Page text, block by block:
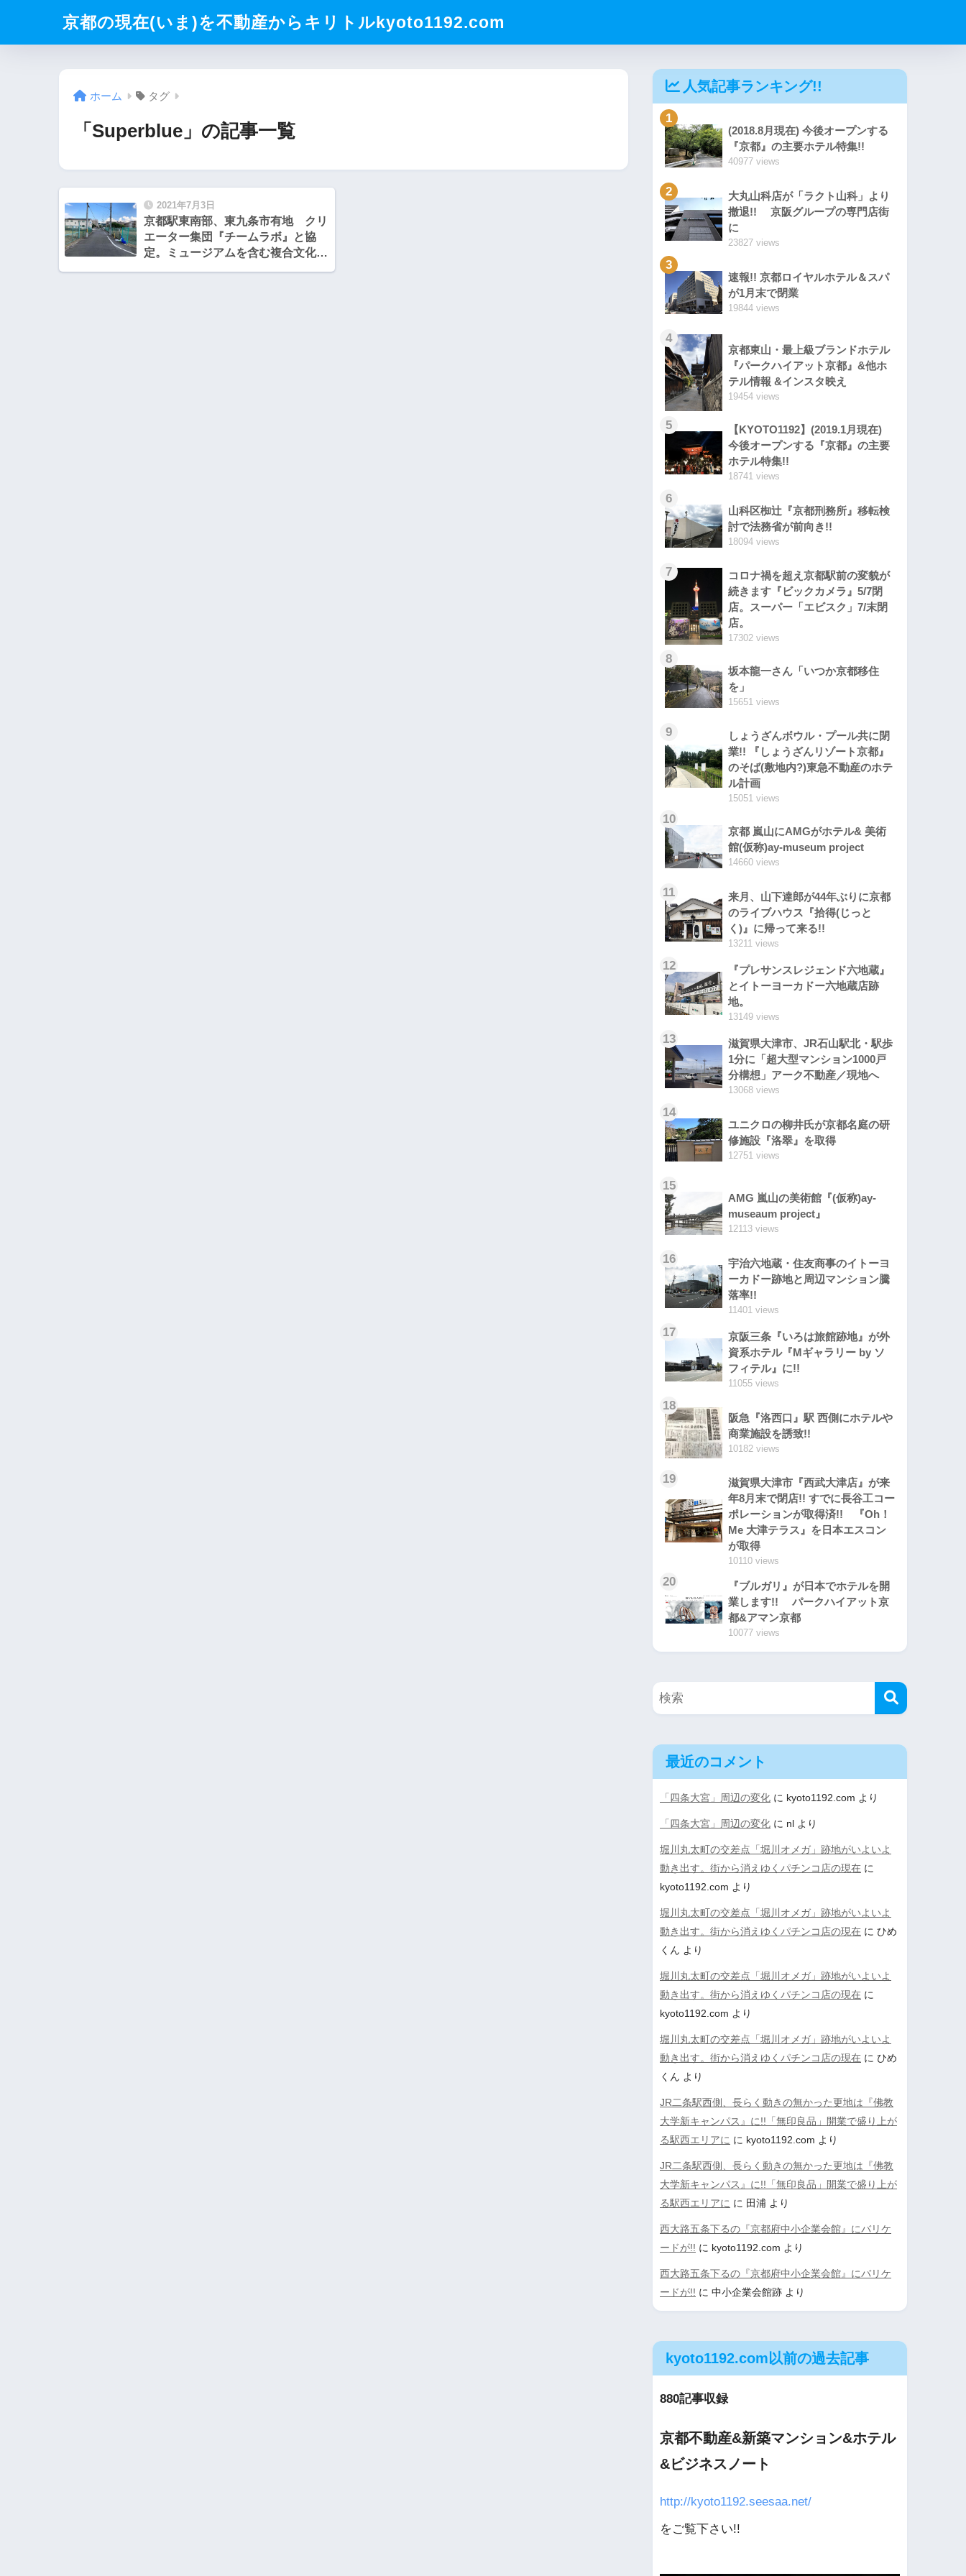
京都の現在(いま)を不動産からキリトルkyoto1192.com
ホーム タグ
「Superblue」の記事一覧
2021年7月3日
京都駅東南部、東九条市有地 クリ
エーター集団『チームラボ』と協
定。ミュージアムを含む複合文化施
人気記事ランキング!!
1
(2018.8月現在) 今後オープンする
『京都』の主要ホテル特集!!
40977 views
2
大丸山科店が「ラクト山科」より
撤退!! 京阪グループの専門店街
に
23827 views
3
速報!! 京都ロイヤルホテル＆スパ
が1月末で閉業
19844 views
4
京都東山・最上級ブランドホテル
『パークハイアット京都』&他ホ
テル情報 &インスタ映え
19454 views
5
【KYOTO1192】(2019.1月現在)
今後オープンする『京都』の主要
ホテル特集!!
18741 views
6
山科区椥辻『京都刑務所』移転検
討で法務省が前向き!!
18094 views
7
コロナ禍を超え京都駅前の変貌が
続きます『ビックカメラ』5/7閉
店。スーパー「エビスク」7/末閉
店。
17302 views
8
坂本龍一さん「いつか京都移住
を」
15651 views
9
しょうざんボウル・プール共に閉
業!! 『しょうざんリゾート京都』
のそば(敷地内?)東急不動産のホテ
ル計画
15051 views
10
京都 嵐山にAMGがホテル& 美術
館(仮称)ay-museum project
14660 views
11
来月、山下達郎が44年ぶりに京都
のライブハウス『拾得(じっと
く)』に帰って来る!!
13211 views
12
『プレサンスレジェンド六地蔵』
とイトーヨーカドー六地蔵店跡
地。
13149 views
13
滋賀県大津市、JR石山駅北・駅歩
1分に「超大型マンション1000戸
分構想」アーク不動産／現地へ
13068 views
14
ユニクロの柳井氏が京都名庭の研
修施設『洛翠』を取得
12751 views
15
AMG 嵐山の美術館『(仮称)ay-
museaum project』
12113 views
16
宇治六地蔵・住友商事のイトーヨ
ーカドー跡地と周辺マンション騰
落率!!
11401 views
17
京阪三条『いろは旅館跡地』が外
資系ホテル『Mギャラリー by ソ
フィテル』に!!
11055 views
18
阪急『洛西口』駅 西側にホテルや
商業施設を誘致!!
10182 views
19
滋賀県大津市『西武大津店』が来
年8月末で閉店!! すでに長谷工コー
ポレーションが取得済!! 『Oh！
Me 大津テラス』を日本エスコン
が取得
10110 views
20
『ブルガリ』が日本でホテルを開
業します!! パークハイアット京
都&アマン京都
10077 views
最近のコメント
「四条大宮」周辺の変化 に kyoto1192.com より
「四条大宮」周辺の変化 に nl より
堀川丸太町の交差点「堀川オメガ」跡地がいよいよ
動き出す。街から消えゆくパチンコ店の現在 に
kyoto1192.com より
堀川丸太町の交差点「堀川オメガ」跡地がいよいよ
動き出す。街から消えゆくパチンコ店の現在 に ひめ
くん より
堀川丸太町の交差点「堀川オメガ」跡地がいよいよ
動き出す。街から消えゆくパチンコ店の現在 に
kyoto1192.com より
堀川丸太町の交差点「堀川オメガ」跡地がいよいよ
動き出す。街から消えゆくパチンコ店の現在 に ひめ
くん より
JR二条駅西側、長らく動きの無かった更地は『佛教
大学新キャンパス』に!!「無印良品」開業で盛り上が
る駅西エリアに に kyoto1192.com より
JR二条駅西側、長らく動きの無かった更地は『佛教
大学新キャンパス』に!!「無印良品」開業で盛り上が
る駅西エリアに に 田浦 より
西大路五条下るの『京都府中小企業会館』にバリケ
ードが!! に kyoto1192.com より
西大路五条下るの『京都府中小企業会館』にバリケ
ードが!! に 中小企業会館跡 より
kyoto1192.com以前の過去記事
880記事収録
京都不動産&新築マンション&ホテル
&ビジネスノート
http://kyoto1192.seesaa.net/
をご覧下さい!!